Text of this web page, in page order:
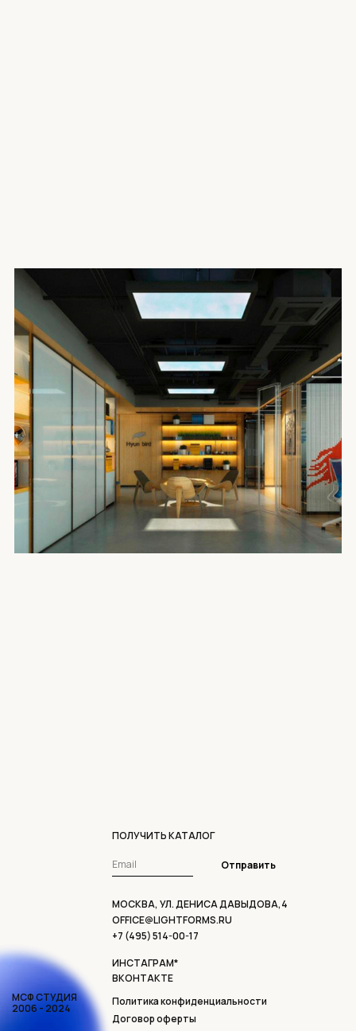
МСФ СТУДИЯ
2006 - 2024
МОСКВА, УЛ. ДЕНИСА ДАВЫДОВА,4
ПОЛУЧИТЬ КАТАЛОГ
ИНСТАГРАМ*
ВКОНТАКТЕ
+7 (495) 514-00-17
OFFICE@LIGHTFORMS.RU
Отправить
Политика конфиденциальности
Договор оферты